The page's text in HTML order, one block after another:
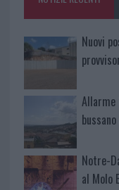
k
Nuovi
Notre-
al Molo